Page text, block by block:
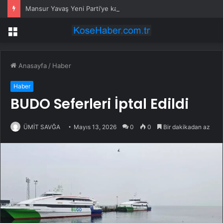
Menü
Anasayfa / Haber
Haber
BUDO Seferleri İptal Edildi
ÜMİT SAVĞA Mayıs 13, 2026 0 0 Bir dakikadan az